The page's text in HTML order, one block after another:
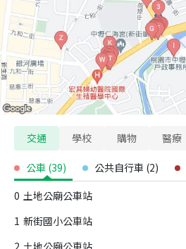
交通 學校 購物 醫療
公車 (39) 公共自行車 (2)
0 土地公廟公車站
1 新街國小公車站
2 土地公廟公車站